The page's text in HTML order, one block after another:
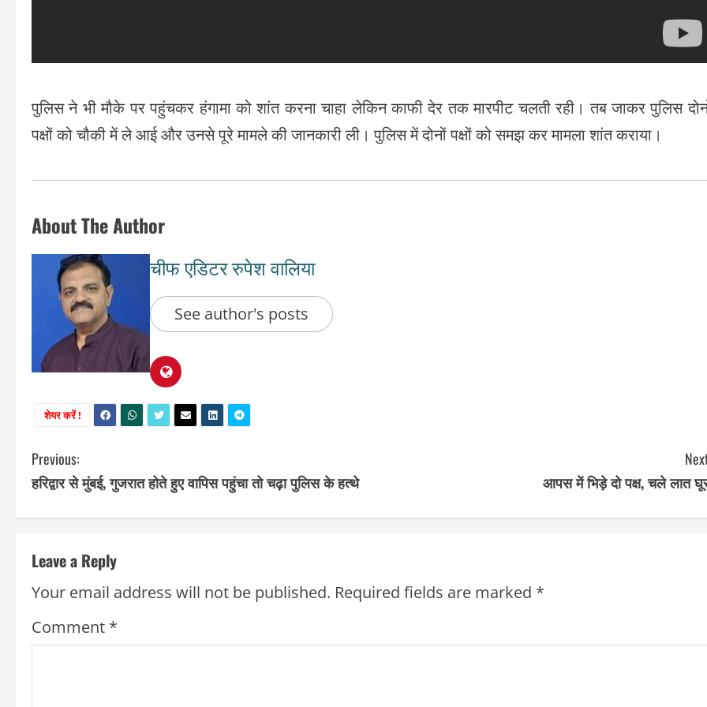
पुलिस ने भी मौके पर पहुंचकर हंगामा को शांत करना चाहा लेकिन काफी देर तक मारपीट चलती रही। तब जाकर पुलिस
पक्षों को चौकी में ले आई और उनसे पूरे मामले की जानकारी ली। पुलिस में दोनों पक्षों को समझ कर मामला शांत कराया।
About The Author
चीफ एडिटर रुपेश वालिया
See author's posts
शेयर करें !
C
o
n
t
i
n
Previous:
हरिद्वार से मुंबई, गुजरात होते हुए वापिस पहुंचा तो चढ़ा पुलिस के हत्थे
आपस में भिड़े दो पक्ष, चले लात
Leave a Reply
Your email address will not be published. Required fields are marked *
Comment *